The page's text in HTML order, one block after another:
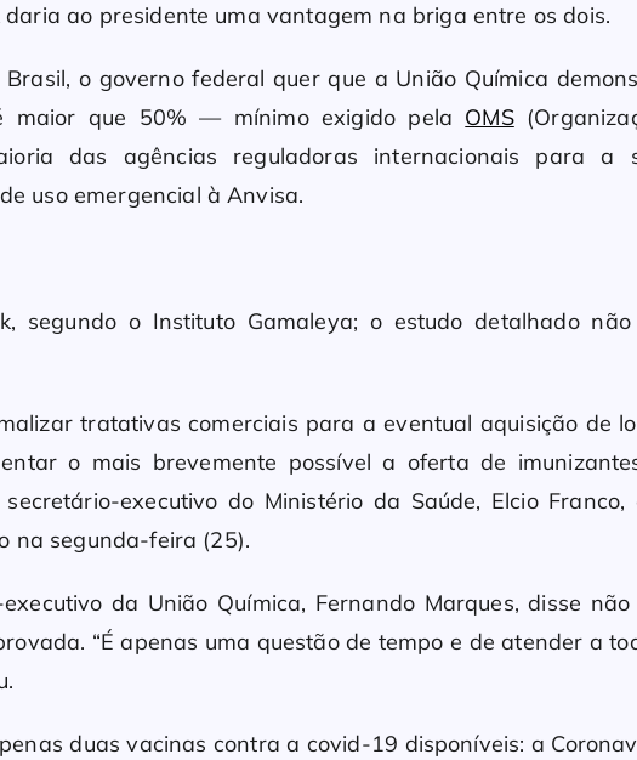
ao presidente uma vantagem na briga entre os dois.
o governo federal quer que a União Química
maior que 50% — mínimo exigido pela OMS
das agências reguladoras internacionais para a
uso emergencial à Anvisa.
segundo o Instituto Gamaleya; o estudo detalhado
tratativas comerciais para a eventual aquisição de
o mais brevemente possível a oferta de
executivo do Ministério da Saúde, Elcio Franco,
na segunda-feira (25).
da União Química, Fernando Marques, disse
“É apenas uma questão de tempo e de atender a
duas vacinas contra a covid-19 disponíveis: a